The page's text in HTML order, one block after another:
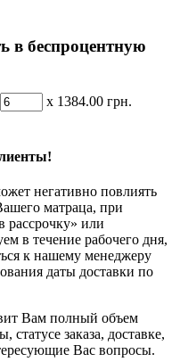
в беспроцентную
x 1384.00 грн.
негативно повлиять
матраца, при
рассрочку» или
в течение рабочего дня,
к нашему менеджеру
даты доставки по
Вам полный объем
заказа, доставке,
Вас вопросы.